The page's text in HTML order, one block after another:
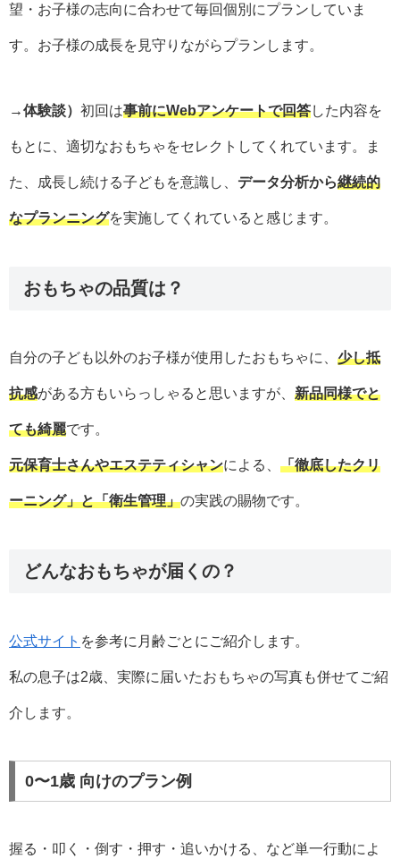
望・お子様の志向に合わせて毎回個別にプランしていま
す。お子様の成長を見守りながらプランします。
→体験談） 初回は事前にWebアンケートで回答した内容を
もとに、適切なおもちゃをセレクトしてくれています。ま
た、成長し続ける子どもを意識し、 データ分析から継続的
なプランニングを実施してくれていると感じます。
おもちゃの品質は？
自分の子ども以外のお子様が使用したおもちゃに、 少し抵
抗感がある方もいらっしゃると思いますが、 新品同様でと
ても綺麗です。
元保育士さんやエステティシャンによる、 「徹底したクリ
ーニング」と「衛生管理」の実践の賜物です。
どんなおもちゃが届くの？
公式サイト を参考に月齢ごとにご紹介します。
私の息子は2歳、実際に届いたおもちゃの写真も併せてご紹
介します。
0〜1歳 向けのプラン例
握る・叩く・倒す・押す・追いかける、など単一行動によ